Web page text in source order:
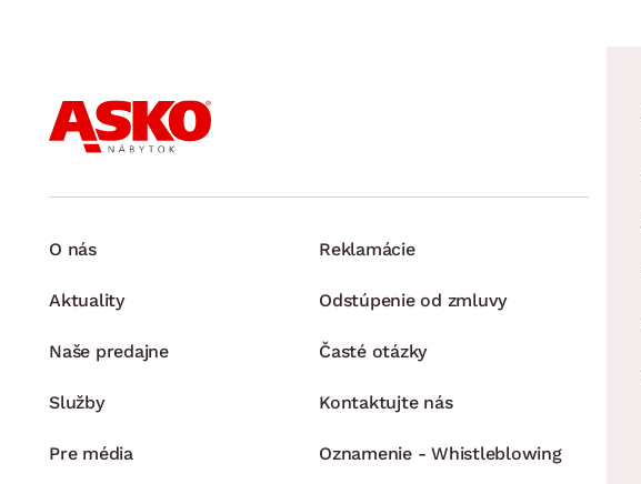
O nás
Aktuality
Naše predajne
Služby
Pre média
Reklamácie
Odstúpenie od zmluvy
Časté otázky
Kontaktujte nás
Oznamenie - Whistleblowing